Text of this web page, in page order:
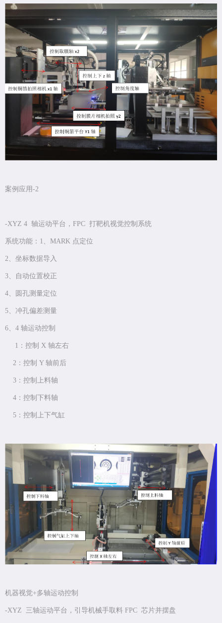
案例应用-2
-XYZ 4 轴运动平台，FPC 打靶机视觉控制系统
系统功能：1、MARK 点定位
2、坐标数据导入
3、自动位置校正
4、圆孔测量定位
5、冲孔偏差测量
6、4 轴运动控制
1：控制 X 轴左右
2：控制 Y 轴前后
3：控制上料轴
4：控制下料轴
5：控制上下气缸
机器视觉+多轴运动控制
-XYZ 三轴运动平台，引导机械手取料 FPC 芯片并摆盘